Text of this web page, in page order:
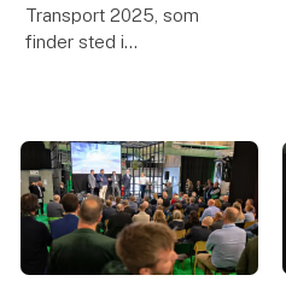
Transport 2025, som
finder sted i
du finde en bred vifte af
Tradiums kursusudbud.
Du kan også opleve
vores f